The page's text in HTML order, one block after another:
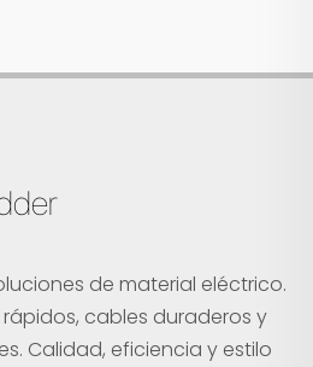
de material eléctrico.
cables duraderos y
Calidad, eficiencia y estilo